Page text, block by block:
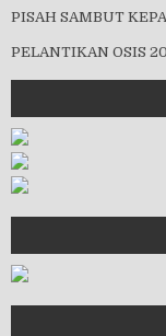
PISAH SAMBUT
PELANTIKAN OSIS